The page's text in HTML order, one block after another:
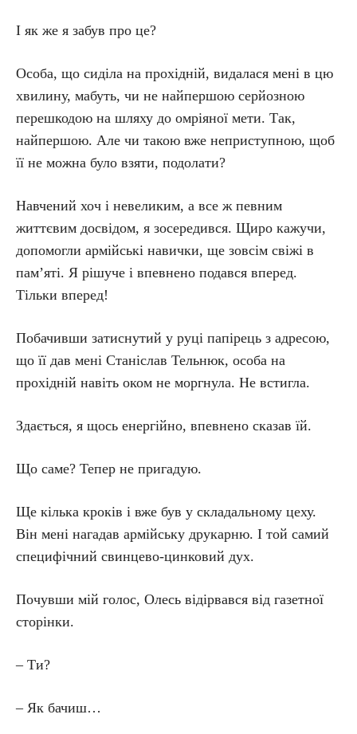
І як же я забув про це?
Особа, що сиділа на прохідній, видалася мені в цю
хвилину, мабуть, чи не найпершою серйозною
перешкодою на шляху до омріяної мети. Так,
найпершою. Але чи такою вже неприступною, щоб
її не можна було взяти, подолати?
Навчений хоч і невеликим, а все ж певним
життєвим досвідом, я зосередився. Щиро кажучи,
допомогли армійські навички, ще зовсім свіжі в
пам’яті. Я рішуче і впевнено подався вперед.
Тільки вперед!
Побачивши затиснутий у руці папірець з адресою,
що її дав мені Станіслав Тельнюк, особа на
прохідній навіть оком не моргнула. Не встигла.
Здається, я щось енергійно, впевнено сказав їй.
Що саме? Тепер не пригадую.
Ще кілька кроків і вже був у складальному цеху.
Він мені нагадав армійську друкарню. І той самий
специфічний свинцево-цинковий дух.
Почувши мій голос, Олесь відірвався від газетної
сторінки.
– Ти?
– Як бачиш…